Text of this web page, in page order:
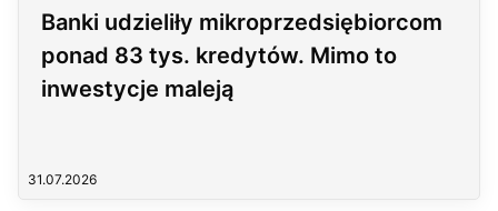
Banki udzieliły mikroprzedsiębiorcom
ponad 83 tys. kredytów. Mimo to
inwestycje maleją
31.07.2026